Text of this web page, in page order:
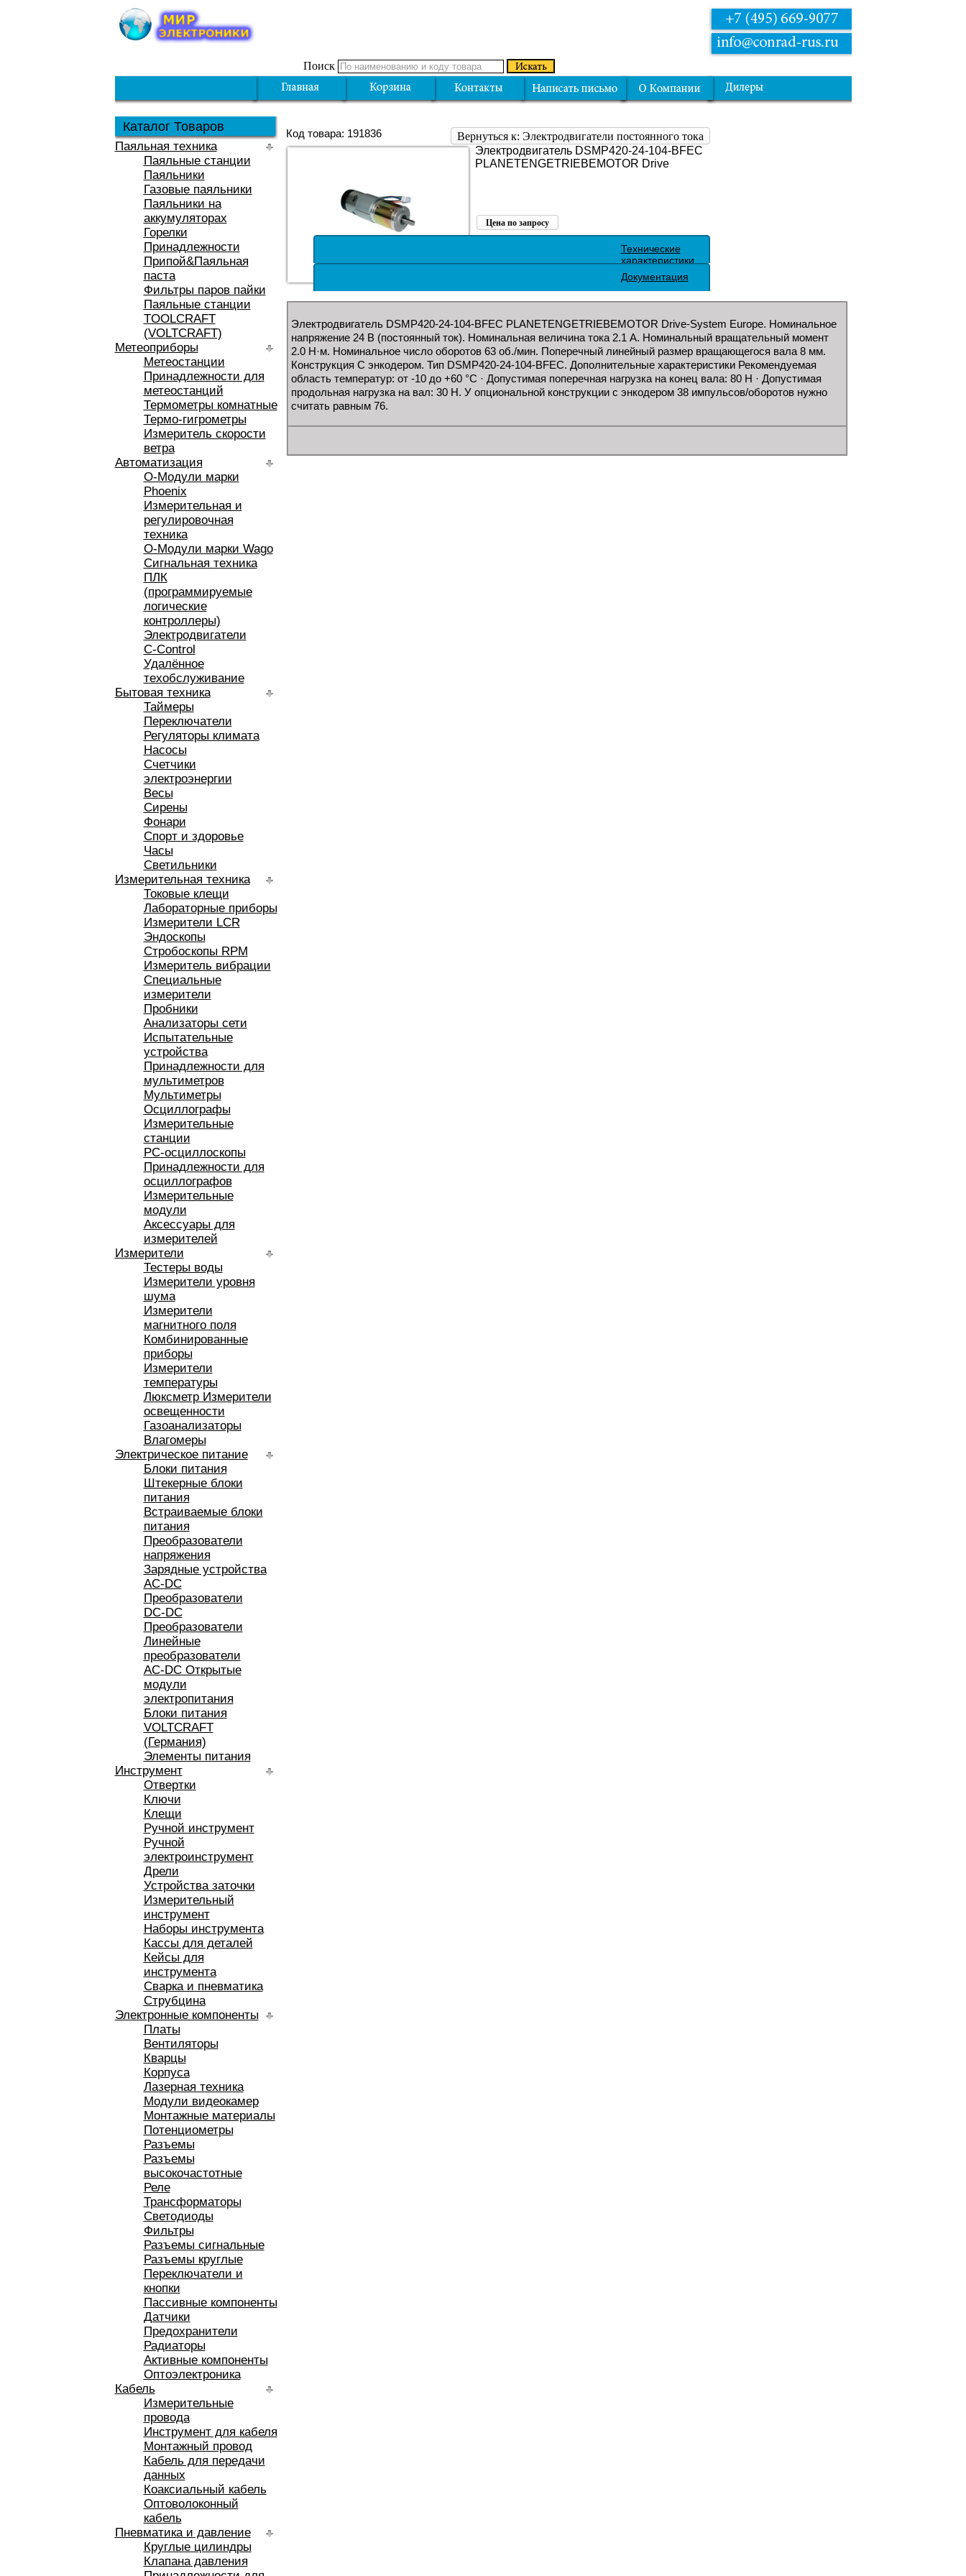
Поиск
Каталог Товаров
Паяльная техника
Паяльные станции
Паяльники
Газовые паяльники
Паяльники на
аккумуляторах
Горелки
Принадлежности
Припой&Паяльная
паста
Фильтры паров пайки
Паяльные станции
TOOLCRAFT
(VOLTCRAFT)
Метеоприборы
Метеостанции
Принадлежности для
метеостанций
Термометры комнатные
Термо-гигрометры
Измеритель скорости
ветра
Автоматизация
O-Модули марки
Phoenix
Измерительная и
регулировочная
техника
O-Модули марки Wago
Сигнальная техника
ПЛК
(программируемые
логические
контроллеры)
Электродвигатели
C-Control
Удалённое
техобслуживание
Бытовая техника
Таймеры
Переключатели
Регуляторы климата
Насосы
Счетчики
электроэнергии
Весы
Сирены
Фонари
Спорт и здоровье
Часы
Светильники
Измерительная техника
Токовые клещи
Лабораторные приборы
Измерители LCR
Эндоскопы
Стробоскопы RPM
Измеритель вибрации
Специальные
измерители
Пробники
Анализаторы сети
Испытательные
устройства
Принадлежности для
мультиметров
Мультиметры
Осциллографы
Измерительные
станции
РС-осциллоскопы
Принадлежности для
осциллографов
Измерительные
модули
Аксессуары для
измерителей
Измерители
Тестеры воды
Измерители уровня
шума
Измерители
магнитного поля
Комбинированные
приборы
Измерители
температуры
Люксметр Измерители
освещенности
Газоанализаторы
Влагомеры
Электрическое питание
Блоки питания
Штекерные блоки
питания
Встраиваемые блоки
питания
Преобразователи
напряжения
Зарядные устройства
AC-DC
Преобразователи
DC-DC
Преобразователи
Линейные
преобразователи
AC-DC Открытые
модули
электропитания
Блоки питания
VOLTCRAFT
(Германия)
Элементы питания
Инструмент
Отвертки
Ключи
Клещи
Ручной инструмент
Ручной
электроинструмент
Дрели
Устройства заточки
Измерительный
инструмент
Наборы инструмента
Кассы для деталей
Кейсы для
инструмента
Сварка и пневматика
Струбцина
Электронные компоненты
Платы
Вентиляторы
Кварцы
Корпуса
Лазерная техника
Модули видеокамер
Монтажные материалы
Потенциометры
Разъемы
Разъемы
высокочастотные
Реле
Трансформаторы
Светодиоды
Фильтры
Разъемы сигнальные
Разъемы круглые
Переключатели и
кнопки
Пассивные компоненты
Датчики
Предохранители
Радиаторы
Активные компоненты
Оптоэлектроника
Кабель
Измерительные
провода
Инструмент для кабеля
Монтажный провод
Кабель для передачи
данных
Коаксиальный кабель
Оптоволоконный
кабель
Пневматика и давление
Круглые цилиндры
Клапана давления
Вернуться к: Электродвигатели постоянного тока
Код товара: 191836
Электродвигатель DSMP420-24-104-BFEC
PLANETENGETRIEBEMOTOR Drive
Цена по запросу
Технические
характеристики
Документация
Электродвигатель DSMP420-24-104-BFEC PLANETENGETRIEBEMOTOR Drive-System Europe. Номинальное
напряжение 24 В (постоянный ток). Номинальная величина тока 2.1 А. Номинальный вращательный момент
2.0 Н·м. Номинальное число оборотов 63 об./мин. Поперечный линейный размер вращающегося вала 8 мм.
Конструкция C энкодером. Тип DSMP420-24-104-BFEC. Дополнительные характеристики Рекомендуемая
область температур: от -10 до +60 °C · Допустимая поперечная нагрузка на конец вала: 80 Н · Допустимая
продольная нагрузка на вал: 30 Н. У опциональной конструкции с энкодером 38 импульсов/оборотов нужно
считать равным 76.